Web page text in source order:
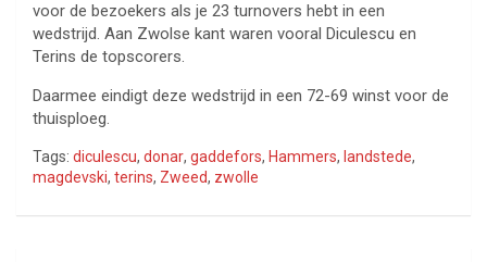
voor de bezoekers als je 23 turnovers hebt in een
wedstrijd. Aan Zwolse kant waren vooral Diculescu en
Terins de topscorers.
Daarmee eindigt deze wedstrijd in een 72-69 winst voor de
thuisploeg.
Tags: diculescu, donar, gaddefors, Hammers, landstede,
magdevski, terins, Zweed, zwolle